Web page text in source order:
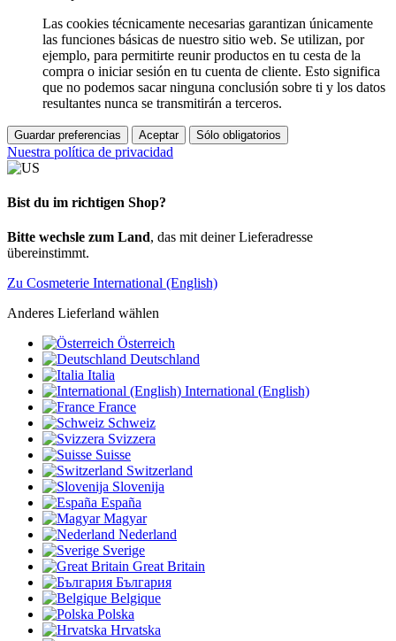
Las cookies técnicamente necesarias garantizan únicamente
las funciones básicas de nuestro sitio web. Se utilizan, por
ejemplo, para permitirte reunir productos en tu cesta de la
compra o iniciar sesión en tu cuenta de cliente. Esto significa
que no podemos sacar ninguna conclusión sobre ti y los datos
resultantes nunca se transmitirán a terceros.
Guardar preferencias Aceptar Sólo obligatorios
Nuestra política de privacidad
Bist du im richtigen Shop?
Bitte wechsle zum Land, das mit deiner Lieferadresse
übereinstimmt.
Zu Cosmeterie International (English)
Anderes Lieferland wählen
Österreich
Deutschland
Italia
International (English)
France
Schweiz
Svizzera
Suisse
Switzerland
Slovenija
España
Magyar
Nederland
Sverige
Great Britain
България
Belgique
Polska
Hrvatska